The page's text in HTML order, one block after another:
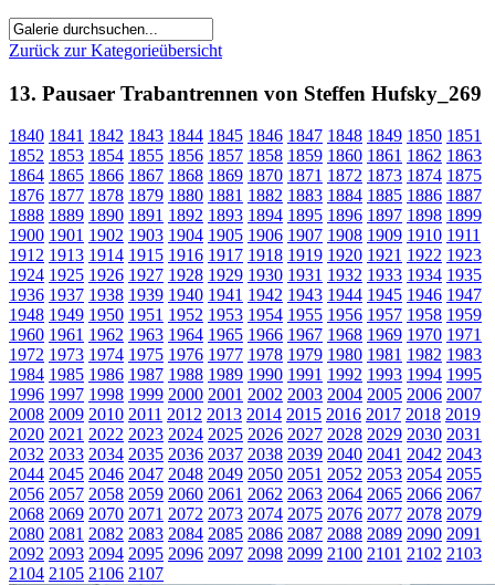
Zurück zur Kategorieübersicht
13. Pausaer Trabantrennen von Steffen Hufsky_269
1840 1841 1842 1843 1844 1845 1846 1847 1848 1849 1850 1851
1852 1853 1854 1855 1856 1857 1858 1859 1860 1861 1862 1863
1864 1865 1866 1867 1868 1869 1870 1871 1872 1873 1874 1875
1876 1877 1878 1879 1880 1881 1882 1883 1884 1885 1886 1887
1888 1889 1890 1891 1892 1893 1894 1895 1896 1897 1898 1899
1900 1901 1902 1903 1904 1905 1906 1907 1908 1909 1910 1911
1912 1913 1914 1915 1916 1917 1918 1919 1920 1921 1922 1923
1924 1925 1926 1927 1928 1929 1930 1931 1932 1933 1934 1935
1936 1937 1938 1939 1940 1941 1942 1943 1944 1945 1946 1947
1948 1949 1950 1951 1952 1953 1954 1955 1956 1957 1958 1959
1960 1961 1962 1963 1964 1965 1966 1967 1968 1969 1970 1971
1972 1973 1974 1975 1976 1977 1978 1979 1980 1981 1982 1983
1984 1985 1986 1987 1988 1989 1990 1991 1992 1993 1994 1995
1996 1997 1998 1999 2000 2001 2002 2003 2004 2005 2006 2007
2008 2009 2010 2011 2012 2013 2014 2015 2016 2017 2018 2019
2020 2021 2022 2023 2024 2025 2026 2027 2028 2029 2030 2031
2032 2033 2034 2035 2036 2037 2038 2039 2040 2041 2042 2043
2044 2045 2046 2047 2048 2049 2050 2051 2052 2053 2054 2055
2056 2057 2058 2059 2060 2061 2062 2063 2064 2065 2066 2067
2068 2069 2070 2071 2072 2073 2074 2075 2076 2077 2078 2079
2080 2081 2082 2083 2084 2085 2086 2087 2088 2089 2090 2091
2092 2093 2094 2095 2096 2097 2098 2099 2100 2101 2102 2103
2104 2105 2106 2107